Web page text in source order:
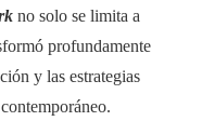
no solo se limita a
profundamente
y las estrategias